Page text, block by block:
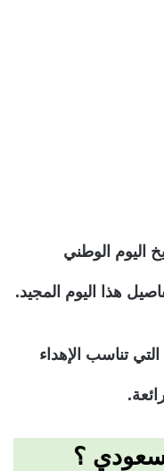
اليوم الوطني
هذا اليوم المجيد.
تناسب الإهداء
؟